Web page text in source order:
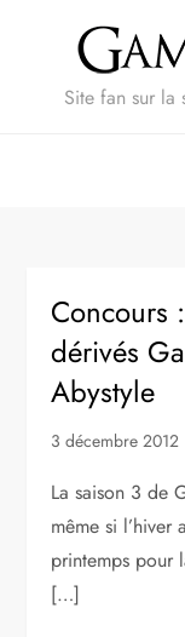
Site fan sur la
Concours
dérivés
Abystyle
3 décembre 2012
La saison 3 de
même si l’hiver
printemps pour
[…]